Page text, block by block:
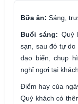
Bữa ăn: Sáng,
Buổi sáng: Quý
sạn, sau đó tự do
dạo biển, chụp
nghỉ ngơi tại
Điểm hay của
Quý khách có